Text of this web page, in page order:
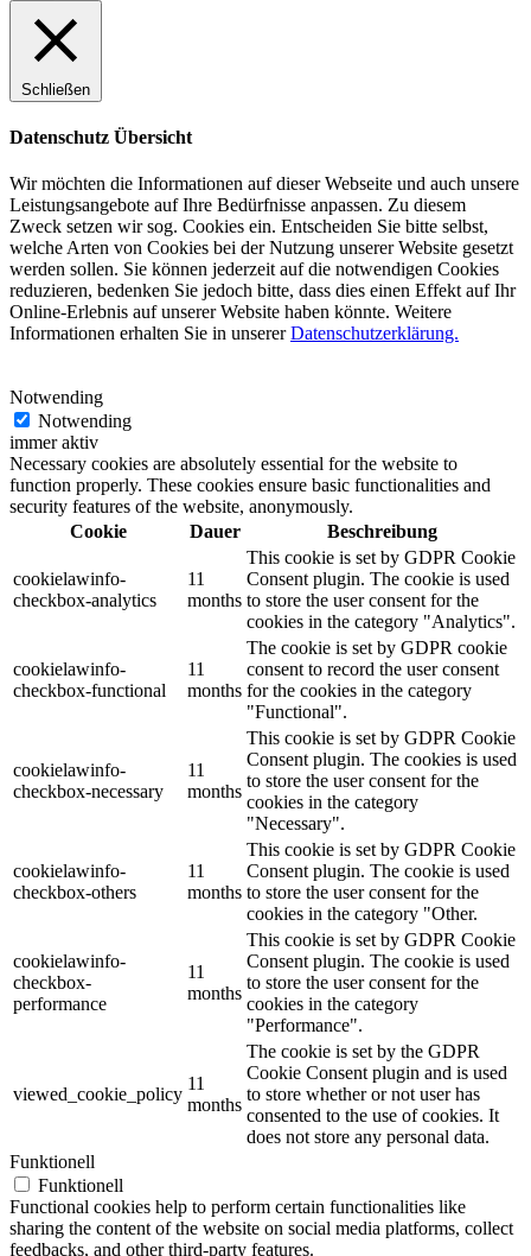
Schließen
Datenschutz Übersicht
Wir möchten die Informationen auf dieser Webseite und auch unsere
Leistungsangebote auf Ihre Bedürfnisse anpassen. Zu diesem
Zweck setzen wir sog. Cookies ein. Entscheiden Sie bitte selbst,
welche Arten von Cookies bei der Nutzung unserer Website gesetzt
werden sollen. Sie können jederzeit auf die notwendigen Cookies
reduzieren, bedenken Sie jedoch bitte, dass dies einen Effekt auf Ihr
Online-Erlebnis auf unserer Website haben könnte. Weitere
Informationen erhalten Sie in unsererDatenschutzerklärung.
Notwending
Notwending
immer aktiv
Necessary cookies are absolutely essential for the website to
function properly. These cookies ensure basic functionalities and
security features of the website, anonymously.
Cookie
Dauer Beschreibung
cookielawinfo-
checkbox-analytics
11
months
This cookie is set by GDPR Cookie
Consent plugin. The cookie is used
to store the user consent for the
cookies in the category "Analytics".
cookielawinfo-
checkbox-functional
11
months
The cookie is set by GDPR cookie
consent to record the user consent
for the cookies in the category
"Functional".
cookielawinfo-
checkbox-necessary
11
months
This cookie is set by GDPR Cookie
Consent plugin. The cookies is used
to store the user consent for the
cookies in the category
"Necessary".
cookielawinfo-
checkbox-others
11
months
This cookie is set by GDPR Cookie
Consent plugin. The cookie is used
to store the user consent for the
cookies in the category "Other.
cookielawinfo-
checkbox-
performance
11
months
This cookie is set by GDPR Cookie
Consent plugin. The cookie is used
to store the user consent for the
cookies in the category
"Performance".
viewed_cookie_policy
11
months
The cookie is set by the GDPR
Cookie Consent plugin and is used
to store whether or not user has
consented to the use of cookies. It
does not store any personal data.
Funktionell
Funktionell
Functional cookies help to perform certain functionalities like
sharing the content of the website on social media platforms, collect
feedbacks, and other third-party features.